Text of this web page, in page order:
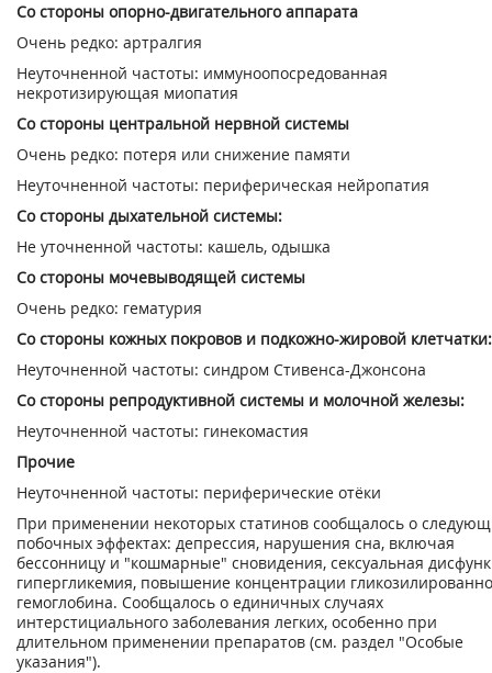
Со стороны опорно-двигательного аппарата
Очень редко: артралгия
Неуточненной частоты: иммуноопосредованная
некротизирующая миопатия
Со стороны центральной нервной системы
Очень редко: потеря или снижение памяти
Неуточненной частоты: периферическая нейропатия
Со стороны дыхательной системы:
Не уточненной частоты: кашель, одышка
Со стороны мочевыводящей системы
Очень редко: гематурия
Со стороны кожных покровов и подкожно-жировой клетчатки:
Неуточненной частоты: синдром Стивенса-Джонсона
Со стороны репродуктивной системы и молочной железы:
Неуточненной частоты: гинекомастия
Прочие
Неуточненной частоты: периферические отёки
При применении некоторых статинов сообщалось о
побочных эффектах: депрессия, нарушения сна, включая
бессонницу и "кошмарные" сновидения, сексуальная
гипергликемия, повышение концентрации
гемоглобина. Сообщалось о единичных случаях
интерстициального заболевания легких, особенно при
длительном применении препаратов (см. раздел "Особые
указания").